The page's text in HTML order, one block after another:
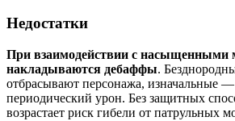
Недостатки
При взаимодействии с насыщенными
накладываются дебаффы.
отбрасывают персонажа, изначальные
периодический урон. Без защитных
возрастает риск гибели от патрульных